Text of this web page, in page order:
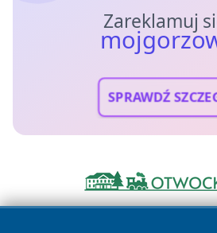
Zareklamuj
SPRAWDŹ